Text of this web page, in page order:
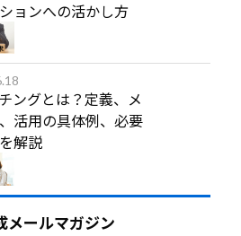
ョンへの活かし方
ングとは？定義、メ
活用の具体例、必要
解説
メールマガジン